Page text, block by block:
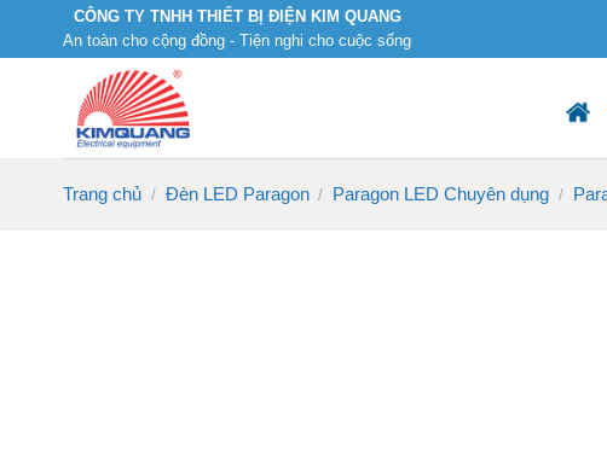
CÔNG TY TNHH THIẾT BỊ ĐIỆN KIM QUANG
An toàn cho cộng đồng - Tiện nghi cho cuộc sống
Trang chủ / Đèn LED Paragon / Paragon LED Chuyên dụng /